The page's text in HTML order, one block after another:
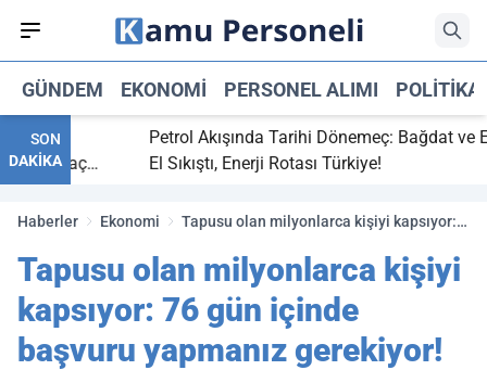
GÜNDEM EKONOMI PERSONEL ALIMI POLITIKA
SON
DAKİKA
bitti,
maç
Petrol Akışında Tarihi Dönemeç: Bağdat ve
El Sıkıştı, Enerji Rotası Türkiye!
Haberler Ekonomi
Tapusu olan milyonlarca kişiyi kapsıyor:
gerekiyor! Yoksa hakkınız yanacak
Tapusu olan milyonlarca kişiyi
kapsıyor: 76 gün içinde
başvuru yapmanız gerekiyor!